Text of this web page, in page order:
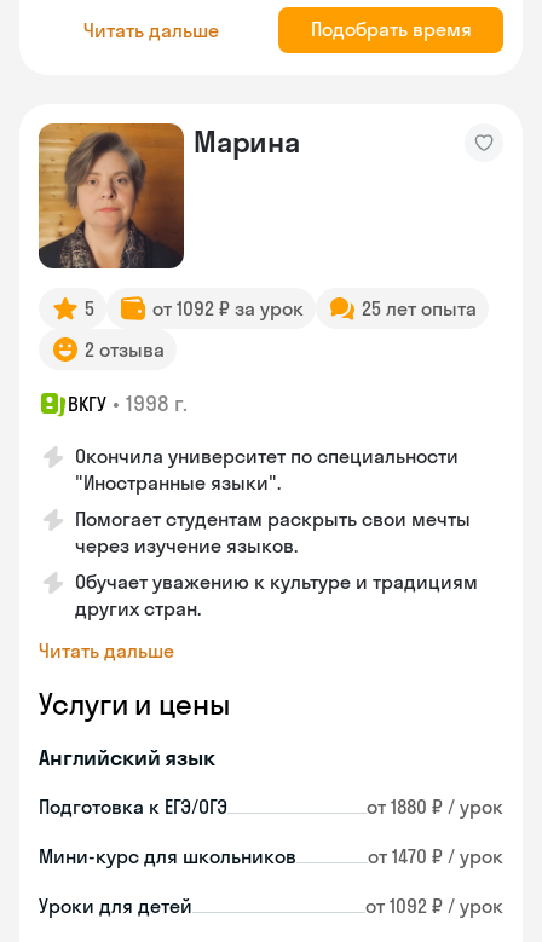
Читать дальше Подобрать время
Марина
5 от 1092 ₽ за урок
25 лет опыта
2 отзыва
ВКГУ • 1998 г.
Окончила университет по специальности
"Иностранные языки".
Помогает студентам раскрыть свои мечты
через изучение языков.
Обучает уважению к культуре и традициям
других стран.
Читать дальше
Услуги и цены
Английский язык
Подготовка к ЕГЭ/ОГЭ от 1880 ₽ / урок
Мини-курс для школьников от 1470 ₽ / урок
Уроки для детей от 1092 ₽ / урок